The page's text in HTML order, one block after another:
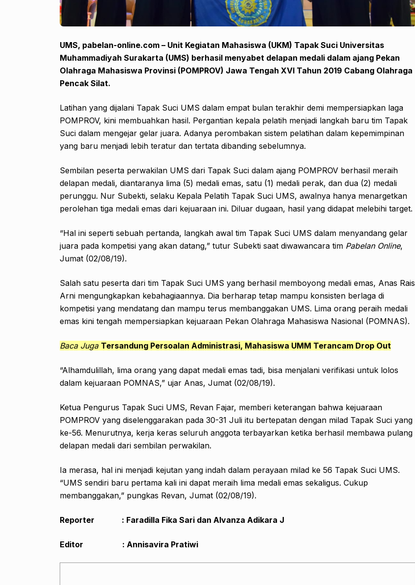
UMS, pabelan-online.com – Unit Kegiatan Mahasiswa (UKM) Tapak Suci Universitas
Muhammadiyah Surakarta (UMS) berhasil menyabet delapan medali dalam ajang Pekan
Olahraga Mahasiswa Provinsi (POMPROV) Jawa Tengah XVI Tahun 2019 Cabang Olahraga
Pencak Silat.
Latihan yang dijalani Tapak Suci UMS dalam empat bulan terakhir demi mempersiapkan laga
POMPROV, kini membuahkan hasil. Pergantian kepala pelatih menjadi langkah baru tim Tapak
Suci dalam mengejar gelar juara. Adanya perombakan sistem pelatihan dalam kepemimpinan
yang baru menjadi lebih teratur dan tertata dibanding sebelumnya.
Sembilan peserta perwakilan UMS dari Tapak Suci dalam ajang POMPROV berhasil meraih
delapan medali, diantaranya lima (5) medali emas, satu (1) medali perak, dan dua (2) medali
perunggu. Nur Subekti, selaku Kepala Pelatih Tapak Suci UMS, awalnya hanya menargetkan
perolehan tiga medali emas dari kejuaraan ini. Diluar dugaan, hasil yang didapat melebihi target.
“Hal ini seperti sebuah pertanda, langkah awal tim Tapak Suci UMS dalam menyandang gelar
juara pada kompetisi yang akan datang,” tutur Subekti saat diwawancara tim Pabelan Online,
Jumat (02/08/19).
Salah satu peserta dari tim Tapak Suci UMS yang berhasil memboyong medali emas, Anas Rais
Arni mengungkapkan kebahagiaannya. Dia berharap tetap mampu konsisten berlaga di
kompetisi yang mendatang dan mampu terus membanggakan UMS. Lima orang peraih medali
emas kini tengah mempersiapkan kejuaraan Pekan Olahraga Mahasiswa Nasional (POMNAS).
Baca Juga Tersandung Persoalan Administrasi, Mahasiswa UMM Terancam Drop Out
“Alhamdulillah, lima orang yang dapat medali emas tadi, bisa menjalani verifikasi untuk lolos
dalam kejuaraan POMNAS,” ujar Anas, Jumat (02/08/19).
Ketua Pengurus Tapak Suci UMS, Revan Fajar, memberi keterangan bahwa kejuaraan
POMPROV yang diselenggarakan pada 30-31 Juli itu bertepatan dengan milad Tapak Suci yang
ke-56. Menurutnya, kerja keras seluruh anggota terbayarkan ketika berhasil membawa pulang
delapan medali dari sembilan perwakilan.
Ia merasa, hal ini menjadi kejutan yang indah dalam perayaan milad ke 56 Tapak Suci UMS.
“UMS sendiri baru pertama kali ini dapat meraih lima medali emas sekaligus. Cukup
membanggakan,” pungkas Revan, Jumat (02/08/19).
Reporter : Faradilla Fika Sari dan Alvanza Adikara J
Editor : Annisavira Pratiwi